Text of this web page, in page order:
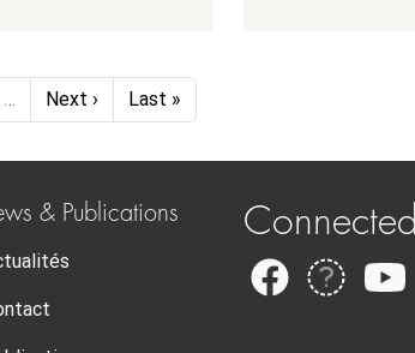
… Next page
Next › Last page
Last »
& Publications Connected